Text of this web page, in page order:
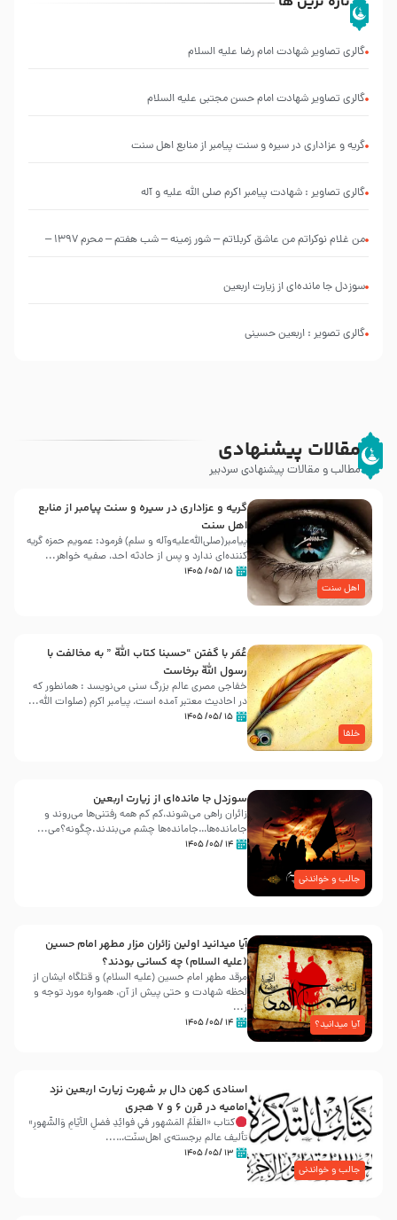
گالری تصاویر شهادت امام رضا علیه السلام
گالری تصاویر شهادت امام حسن مجتبی علیه السلام
گریه و عزاداری در سیره و سنت پیامبر از منابع اهل سنت
گالری تصاویر : شهادت پیامبر اکرم صلی الله علیه و آله
من غلام نوکراتم من عاشق کربلاتم – شور زمینه – شب هفتم – محرم 1397 –
سوزدل جا مانده‌ای از زیارت اربعین
گالری تصویر : اربعین حسینی
مقالات پیشنهادی
مطالب و مقالات پیشنهادی سردبیر
اهل سنت
گریه و عزاداری در سیره و سنت پیامبر از منابع
اهل سنت
پیامبر(صلی‌الله‌علیه‌وآله و سلم) فرمود: عمویم حمزه گریه
کننده‌ای ندارد و پس از حادثه احد، صفیه خواهر...
۱۵ /۰۵/ ۱۴۰۵
خلفا
عُمَر با گفتن “حسبنا كتاب اللّه ” به مخالفت با
رسول اللّه برخاست
خفاجی مصری عالم بزرگ سنی می‌نویسد : همانطور که
در احادیث معتبر آمده است، پیامبر اکرم (صلوات اللّه...
۱۵ /۰۵/ ۱۴۰۵
جالب و خواندنی
سوزدل جا مانده‌ای از زیارت اربعین
زائران راهی می‌شوند،کم‌ کم همه رفتنی‌ها می‌روند و
جامانده‌ها…جامانده‌ها چشم می‌بندند.چگونه؟می‌...
۱۴ /۰۵/ ۱۴۰۵
آیا میدانید؟
آیا میدانید اولین زائران مزار مطهر امام حسین
(علیه السلام) چه کسانی بودند؟
مرقد مطهر امام حسین (علیه السلام) و قتلگاه ایشان از
لحظه شهادت و حتی پیش از آن، همواره مورد توجه و
ز...
۱۴ /۰۵/ ۱۴۰۵
جالب و خواندنی
اسنادی کهن دال بر شهرت زیارت اربعین نزد
امامیه در قرن ۶ و ۷ هجری
کتاب «العَلَمُ المَشهور في فَوائِدِ فَضلِ الأيّامِ وَالشُّهورِ»
تألیف عالم برجسته‌ی اهل‌سنّت…...
۱۳ /۰۵/ ۱۴۰۵